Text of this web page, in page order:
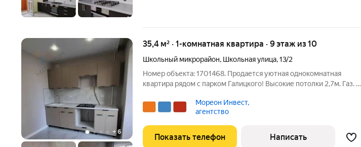
+6
35,4 м² · 1-комнатная квартира · 9 этаж из 10
Школьный микрорайон, Школьная улица,13/2
Номер объекта: 1701468. Продается уютная однокомнатная
квартира рядом с парком Галицкого! Высокие потолки 2,7м. Газ. В
необходимости дополнительных вложений. Совмещенный
санузел выполнен в
Мореон Инвест,
агентство
Показать телефон Написать